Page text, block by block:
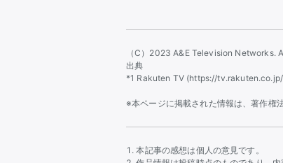
（C）2023 A&E Television Networks.
出典
*1 Rakuten TV (https://
※本ページに掲載された情報は、著作権
本記事の感想は個人の意見です。